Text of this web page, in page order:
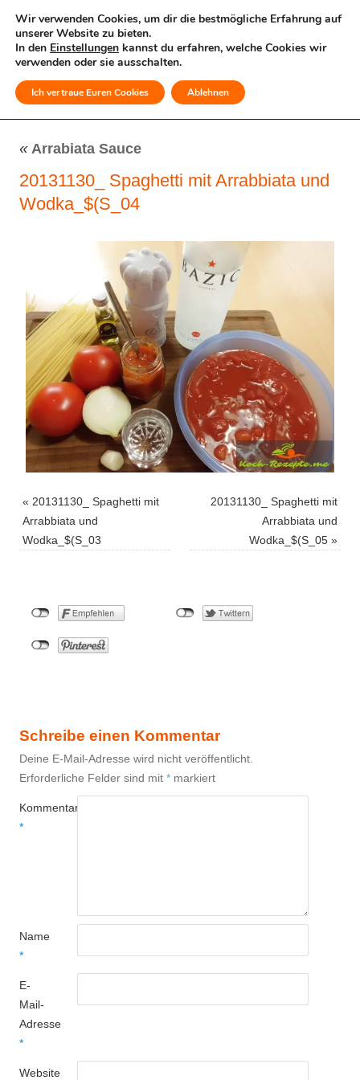
MENÜ
« Arrabiata Sauce
20131130_ Spaghetti mit Arrabbiata und
Wodka_$(S_04
« 20131130_ Spaghetti mit
Arrabbiata und
Wodka_$(S_03
20131130_ Spaghetti mit
Arrabbiata und
Wodka_$(S_05 »
Schreibe einen Kommentar
Deine E-Mail-Adresse wird nicht veröffentlicht.
Erforderliche Felder sind mit * markiert
Kommentar
*
Name
*
E-
Mail-
Adresse
*
Website
Wir verwenden Cookies, um dir die bestmögliche Erfahrung auf
unserer Website zu bieten.
In den Einstellungen kannst du erfahren, welche Cookies wir
verwenden oder sie ausschalten.
Ich vertraue Euren Cookies Ablehnen